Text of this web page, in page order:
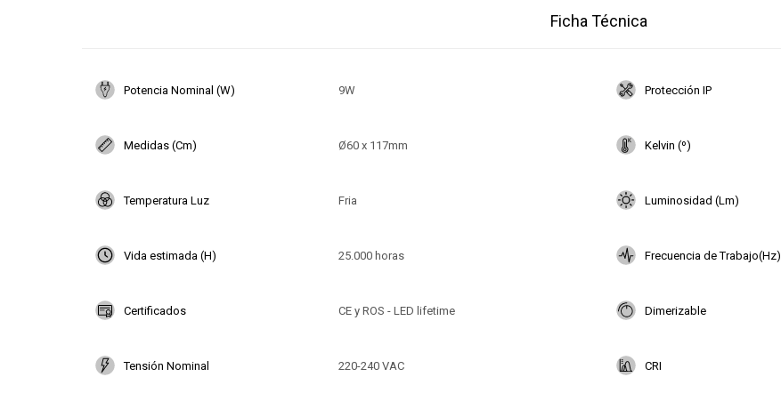
Ficha Técnica
Potencia Nominal (W) 9W Protección IP
Medidas (Cm) Ø60 x 117mm Kelvin (º)
Temperatura Luz Fria Luminosidad (Lm)
Vida estimada (H) 25.000 horas Frecuencia de Trabajo(Hz)
Certificados CE y ROS - LED lifetime Dimerizable
Tensión Nominal 220-240 VAC CRI